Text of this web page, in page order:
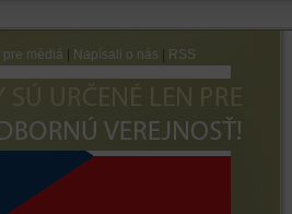
pre médiá Napísali o nás RSS
OPIÁTOCH